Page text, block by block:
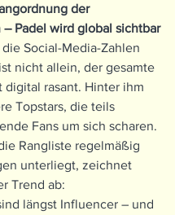
der
Padel wird global sichtbar
Social-Media-Zahlen
nicht allein, der gesamte
digital rasant. Hinter ihm
Topstars, die teils
Fans um sich scharen.
Rangliste regelmäßig
unterliegt, zeichnet
Trend ab:
längst Influencer – und